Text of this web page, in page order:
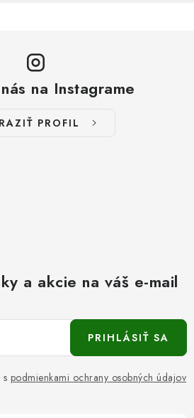
na Instagrame
PROFIL
a akcie na váš e-mail
podmienkami ochrany osobných údajov
PRIHLÁSIŤ SA